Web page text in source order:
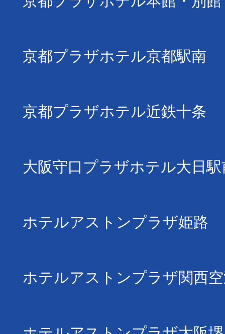
京都プラザホテル京都駅南
京都プラザホテル近鉄十条
大阪守口プラザホテル大日駅
ホテルアストンプラザ姫路
ホテルアストンプラザ関西